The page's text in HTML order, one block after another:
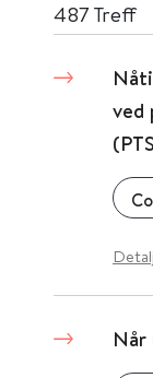
487Treff
ved